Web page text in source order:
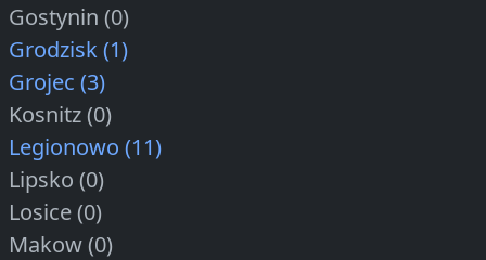
Gostynin (0)
Grodzisk (1)
Grojec (3)
Kosnitz (0)
Legionowo (11)
Lipsko (0)
Losice (0)
Makow (0)